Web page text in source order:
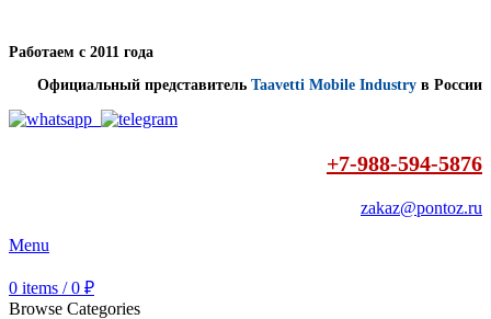
Работаем с 2011 года
Официальный представитель Taavetti Mobile Industry в России
+7-988-594-5876
zakaz@pontoz.ru
Menu
0 items / 0 ₽
Browse Categories